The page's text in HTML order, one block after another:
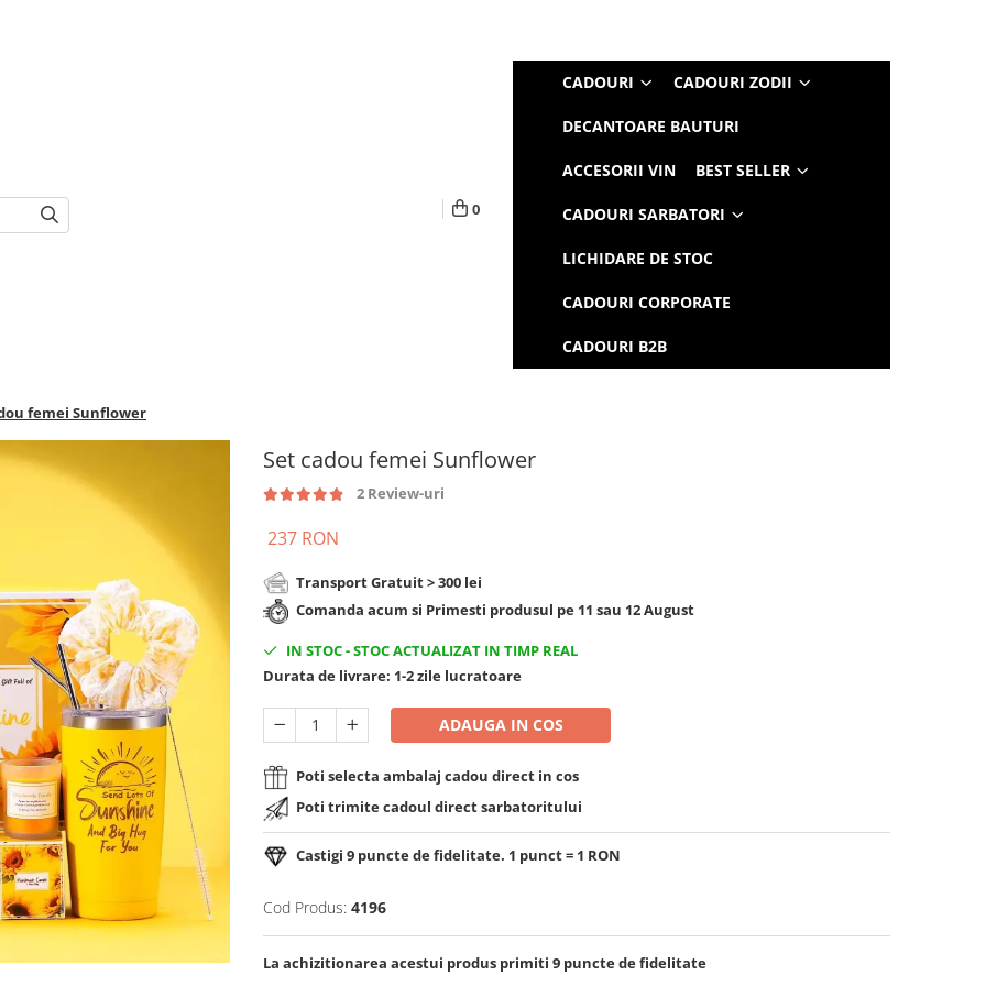
0
CADOURI CADOURI ZODII
DECANTOARE BAUTURI
ACCESORII VIN BEST SELLER
CADOURI SARBATORI
LICHIDARE DE STOC
CADOURI CORPORATE
CADOURI B2B
femei Sunflower
Set cadou femei Sunflower
2 Review-uri
237 RON
Transport Gratuit > 300 lei
Comanda acum si Primesti produsul pe 11 sau 12 August
IN STOC-STOC ACTUALIZAT IN TIMP REAL
Durata de livrare: 1-2 zile lucratoare
ADAUGA IN COS
Poti selecta ambalaj cadou direct in cos
Poti trimite cadoul direct sarbatoritului
Castigi 9 puncte de fidelitate. 1 punct = 1 RON
Cod Produs: 4196
La achizitionarea acestui produs primiti 9 puncte de fidelitate